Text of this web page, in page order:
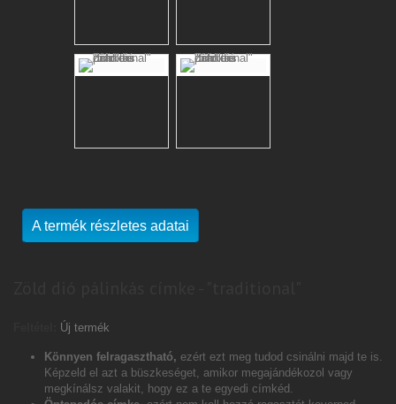
A termék részletes adatai
Új termék
Könnyen felragasztható, ezért ezt meg tudod csinálni majd te is.
Képzeld el azt a büszkeséget, amikor megajándékozol vagy
megkínálsz valakit, hogy ez a te egyedi címkéd.